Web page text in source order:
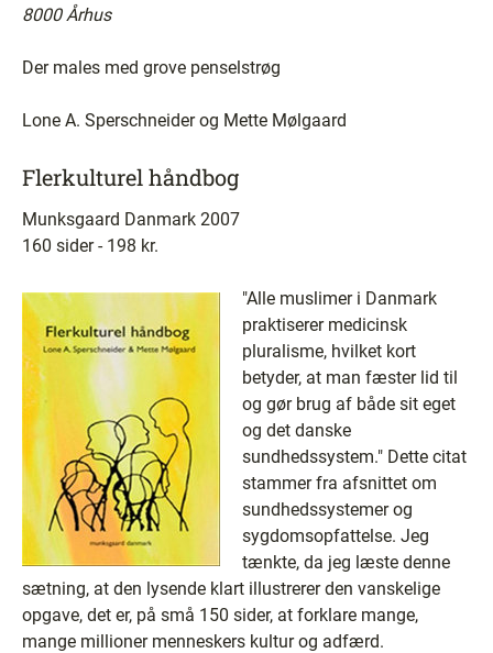
8000 Århus
Der males med grove penselstrøg
Lone A. Sperschneider og Mette Mølgaard
Flerkulturel håndbog
Munksgaard Danmark 2007
160 sider - 198 kr.
"Alle muslimer i Danmark
praktiserer medicinsk
pluralisme, hvilket kort
betyder, at man fæster lid til
og gør brug af både sit eget
og det danske
sundhedssystem." Dette citat
stammer fra afsnittet om
sundhedssystemer og
sygdomsopfattelse. Jeg
tænkte, da jeg læste denne
sætning, at den lysende klart illustrerer den vanskelige
opgave, det er, på små 150 sider, at forklare mange,
mange millioner menneskers kultur og adfærd.